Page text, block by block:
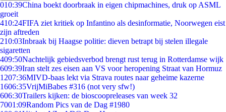
010:39China boekt doorbraak in eigen chipmachines, druk op ASML
groeit
410:24FIFA ziet kritiek op Infantino als desinformatie, Noorwegen eist
zijn aftreden
210:03Inbraak bij Haagse politie: dieven betrapt bij stelen illegale
sigaretten
409:50Nachtelijk gebiedsverbod brengt rust terug in Rotterdamse wijk
609:39Iran stelt zes eisen aan VS voor heropening Straat van Hormuz
1207:36MIVD-baas lekt via Strava routes naar geheime kazerne
1606:35VrijMiBabes #316 (not very sfw!)
606:30Trailers kijken: de bioscoopreleases van week 32
7001:09Random Pics van de Dag #1980